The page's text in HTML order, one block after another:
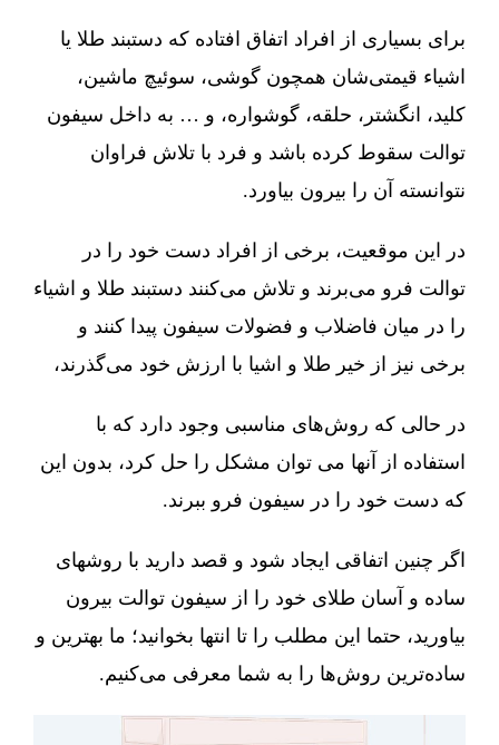
برای بسیاری از افراد اتفاق افتاده که دستبند طلا یا
اشیاء قیمتی‌شان همچون گوشی، سوئیچ ماشین،
کلید، انگشتر، حلقه، گوشواره، و … به داخل سیفون
توالت سقوط کرده باشد و فرد با تلاش فراوان
نتوانسته آن را بیرون بیاورد.
در این موقعیت، برخی از افراد دست خود را در
توالت فرو می‌برند و تلاش می‌کنند دستبند طلا و اشیاء
را در میان فاضلاب و فضولات سیفون پیدا کنند و
برخی نیز از خیر طلا و اشیا با ارزش خود می‌گذرند،
در حالی که روش‌های مناسبی وجود دارد که با
استفاده از آنها می توان مشکل را حل کرد، بدون این
که دست خود را در سیفون فرو ببرند.
اگر چنین اتفاقی ایجاد شود و قصد دارید با روشهای
ساده و آسان طلای خود را از سیفون توالت بیرون
بیاورید، حتما این مطلب را تا انتها بخوانید؛ ما بهترین و
ساده‌ترین روش‌ها را به شما معرفی می‌کنیم.